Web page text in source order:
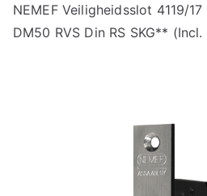
NEMEF Veiligheidsslot 4119/
DM50 RVS Din RS SKG**